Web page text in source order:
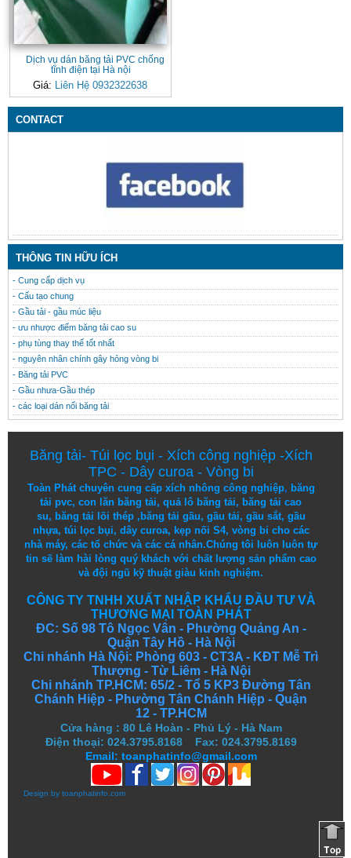
Dịch vụ dán băng tải PVC chống
tĩnh điện tại Hà nội
Giá: Liên Hệ 0932322638
CONTACT
THÔNG TIN HỮU ÍCH
- Cung cấp dịch vụ
- Cấu tạo chung
- Gầu tải - gầu múc liệu
- ưu nhược điểm băng tải cao su
- phụ tùng thay thế tốt nhất
- nguyên nhân chính gây hỏng vòng bi
- Băng tải PVC
- Gầu nhưa-Gầu thép
- các loại dán nối băng tải
Băng tải- Túi lọc bụi - Xích công nghiệp-Xích
TPC - Dây curoa- Vòng bi
Toàn Phát chuyên cung cấp xích nhông công nghiệp, băng
tải pvc,con lăn băng tải,quả lô băng tải, băng tải cao
su, băng tải lõi thép, băng tải gầu, gầu tải, gầu sắt, gầu
nhựa, túi lọc bụi, dây curoa, kẹp nối S4, vòng bi cho các
nhà máy, các tổ chức và các cá nhân.Chúng tôi luôn luôn tự
tin sẽ làm hài lòng quý khách với chất lượng sảnphẩm cao
vàđội ngũ kỹ thuậtgiàu kinh nghiệm.
CÔNG TY TNHH XUẤT NHẬP KHẨU ĐẦU TƯ VÀ
THƯƠNG MẠI TOÀN PHÁT
ĐC: Số 98 Tô Ngọc Vân - Phường Quảng An -
Quận Tây Hồ - Hà Nội
Chi nhánh Hà Nội: Phòng 603 - CT3A - KĐT Mễ Trì
Thượng - Từ Liêm - Hà Nội
Chi nhánh TP.HCM: 65/2 - Tổ 5 KP3 Đường Tân
Chánh Hiệp - Phường Tân Chánh Hiệp - Quận
12 - TP.HCM
Cửa hàng : 80 Lê Hoàn - Phủ Lý - Hà Nam
Điện thoại: 024.3795.8168 Fax: 024.3795.8169
Email: toanphatinfo@gmail.com
Design by toanphatinfo.com